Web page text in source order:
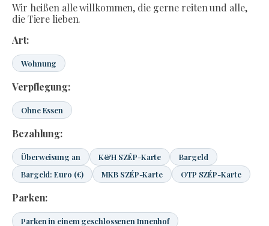
Wir heißen alle willkommen, die gerne reiten und alle,
die Tiere lieben.
Art:
Wohnung
Verpflegung:
Ohne Essen
Bezahlung:
Überweisung an K&H SZÉP-Karte
Bargeld
Bargeld: Euro (€)
MKB SZÉP-Karte OTP SZÉP-Karte
Parken:
Parken in einem geschlossenen Innenhof